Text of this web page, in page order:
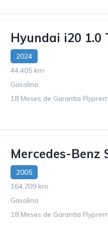
Hyundai i20 1.0
2024
44.405 km
Gasolina
18 Meses de Garantia
Mercedes-Benz
2005
164.709 km
Gasolina
18 Meses de Garantia